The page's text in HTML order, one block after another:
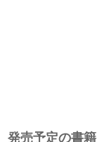
発売予定の書籍